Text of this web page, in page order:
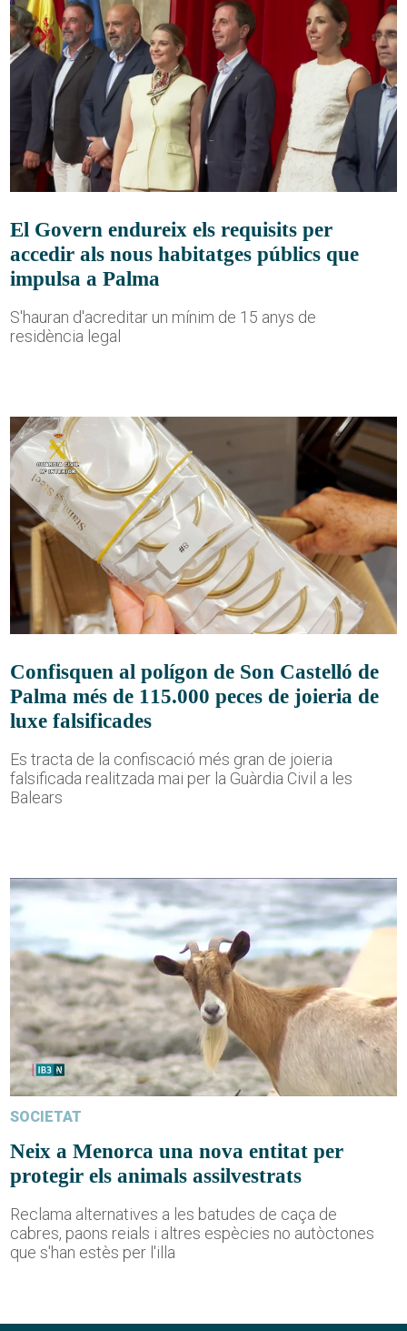
El Govern endureix els requisits per
accedir als nous habitatges públics que
impulsa a Palma
S'hauran d'acreditar un mínim de 15 anys de
residència legal
Confisquen al polígon de Son Castelló de
Palma més de 115.000 peces de joieria de
luxe falsificades
Es tracta de la confiscació més gran de joieria
falsificada realitzada mai per la Guàrdia Civil a les
Balears
SOCIETAT
Neix a Menorca una nova entitat per
protegir els animals assilvestrats
Reclama alternatives a les batudes de caça de
cabres, paons reials i altres espècies no autòctones
que s'han estès per l'illa